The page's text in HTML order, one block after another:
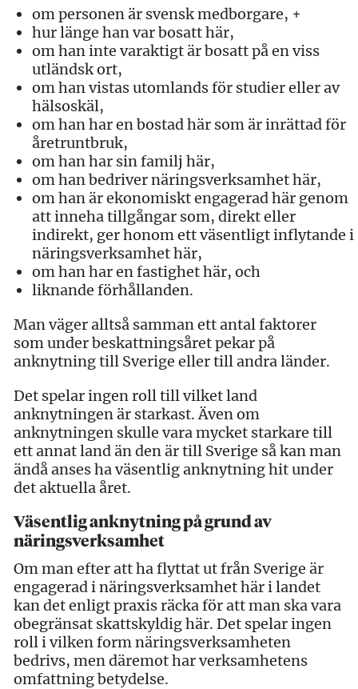
om personen är svensk medborgare, +
hur länge han var bosatt här,
om han inte varaktigt är bosatt på en viss
utländsk ort,
om han vistas utomlands för studier eller av
hälsoskäl,
om han har en bostad här som är inrättad för
åretruntbruk,
om han har sin familj här,
om han bedriver näringsverksamhet här,
om han är ekonomiskt engagerad här genom
att inneha tillgångar som, direkt eller
indirekt, ger honom ett väsentligt inflytande i
näringsverksamhet här,
om han har en fastighet här, och
liknande förhållanden.
Man väger alltså samman ett antal faktorer
som under beskattningsåret pekar på
anknytning till Sverige eller till andra länder.
Det spelar ingen roll till vilket land
anknytningen är starkast. Även om
anknytningen skulle vara mycket starkare till
ett annat land än den är till Sverige så kan man
ändå anses ha väsentlig anknytning hit under
det aktuella året.
Väsentlig anknytning på grund av
näringsverksamhet
Om man efter att ha flyttat ut från Sverige är
engagerad i näringsverksamhet här i landet
kan det enligt praxis räcka för att man ska vara
obegränsat skattskyldig här. Det spelar ingen
roll i vilken form näringsverksamheten
bedrivs, men däremot har verksamhetens
omfattning betydelse.